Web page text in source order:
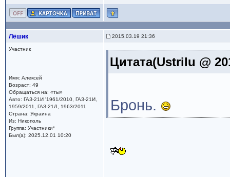
Лёшик 2015.03.19 21:36
Участник
Имя: Алексей
Возраст: 49
Обращаться на: «ты»
Авто: ГАЗ-21И '1961/2010, ГАЗ-21И,
1959/2011, ГАЗ-21Л, 1963/2011
Страна: Украина
Из: Никополь
Группа: Участники*
Был(а): 2025.12.01 10:20
Цитата(Ustrilu @
Бронь.